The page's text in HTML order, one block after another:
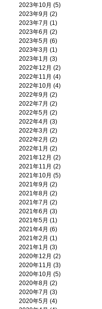
2023年10月 (5)
2023年9月 (2)
2023年7月 (1)
2023年6月 (2)
2023年5月 (6)
2023年3月 (1)
2023年1月 (3)
2022年12月 (2)
2022年11月 (4)
2022年10月 (4)
2022年9月 (2)
2022年7月 (2)
2022年5月 (2)
2022年4月 (3)
2022年3月 (2)
2022年2月 (2)
2022年1月 (2)
2021年12月 (2)
2021年11月 (2)
2021年10月 (5)
2021年9月 (2)
2021年8月 (2)
2021年7月 (2)
2021年6月 (3)
2021年5月 (1)
2021年4月 (6)
2021年2月 (1)
2021年1月 (3)
2020年12月 (2)
2020年11月 (3)
2020年10月 (5)
2020年8月 (2)
2020年7月 (3)
2020年5月 (4)